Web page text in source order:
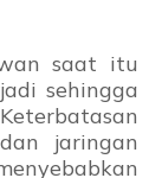
saat itu
sehingga
jaringan